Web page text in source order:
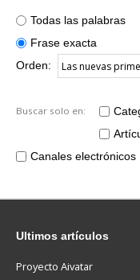
Todas las palabras
Frase exacta
Orden:
Buscar solo en:
Canales electrónicos
Ultimos artículos
Proyecto Aivatar